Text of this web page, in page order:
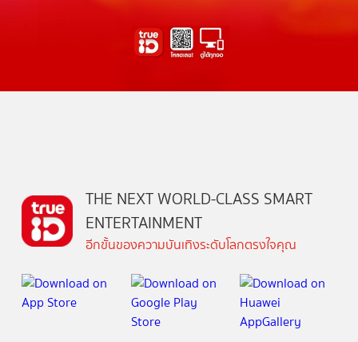
THE NEXT WORLD-CLASS SMART
ENTERTAINMENT
อีกขั้นของความบันเทิงระดับโลกตรงใจคุณ